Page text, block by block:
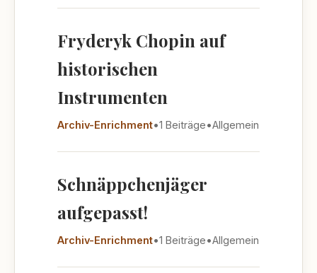
Fryderyk Chopin auf
historischen
Instrumenten
Archiv-Enrichment•1 Beiträge•Allgemein
Schnäppchenjäger
aufgepasst!
Archiv-Enrichment•1 Beiträge•Allgemein